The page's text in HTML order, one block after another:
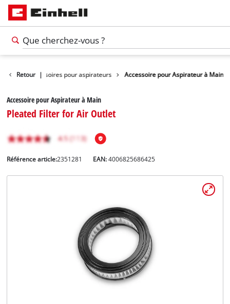
Retour |
Accessoires pour aspirateurs Accessoire pour Aspirateur à Main
Accessoire pour Aspirateur à Main
Pleated Filter for Air Outlet
Référence article:2351281 EAN:4006825686425